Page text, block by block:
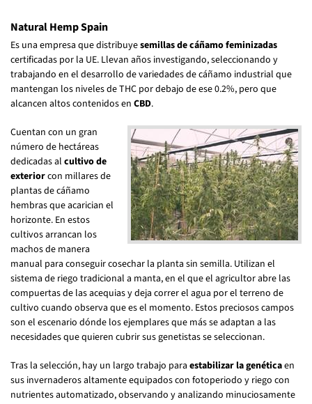
Natural Hemp Spain
Es una empresa que distribuyesemillas de cáñamo feminizadas
certificadas por la UE. Llevan años investigando, seleccionando y
trabajando en el desarrollo de variedades de cáñamo industrial que
mantengan los niveles de THC por debajo de ese 0.2%, pero que
alcancen altos contenidos en CBD.
Cuentan con un gran
número de hectáreas
dedicadas al cultivo de
exteriorcon millares de
plantas de cáñamo
hembras que acarician el
horizonte. En estos
cultivos arrancan los
machos de manera
manual para conseguir cosechar la planta sin semilla. Utilizan el
sistema de riego tradicional a manta, en el que el agricultor abre las
compuertas de las acequias y deja correr el agua por el terreno de
cultivo cuando observa que es el momento. Estos preciosos campos
son el escenario dónde los ejemplares que más se adaptan a las
necesidades que quieren cubrir sus genetistas se seleccionan.
Tras la selección, hay un largo trabajo para estabilizar la genéticaen
sus invernaderos altamente equipados con fotoperiodo y riego con
nutrientes automatizado, observando y analizando minuciosamente